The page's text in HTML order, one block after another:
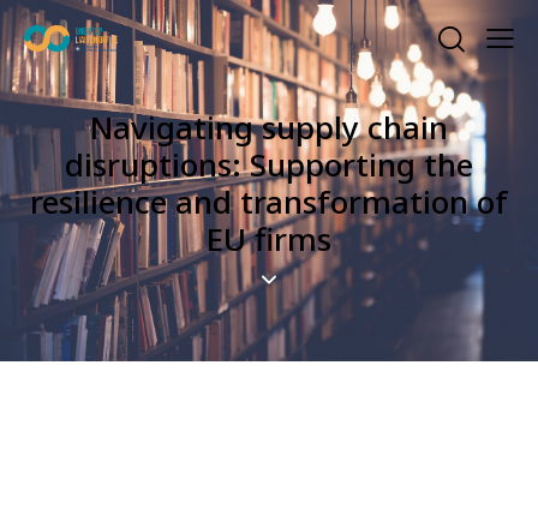
Navigating supply chain
disruptions: Supporting the
resilience and transformation of
EU firms